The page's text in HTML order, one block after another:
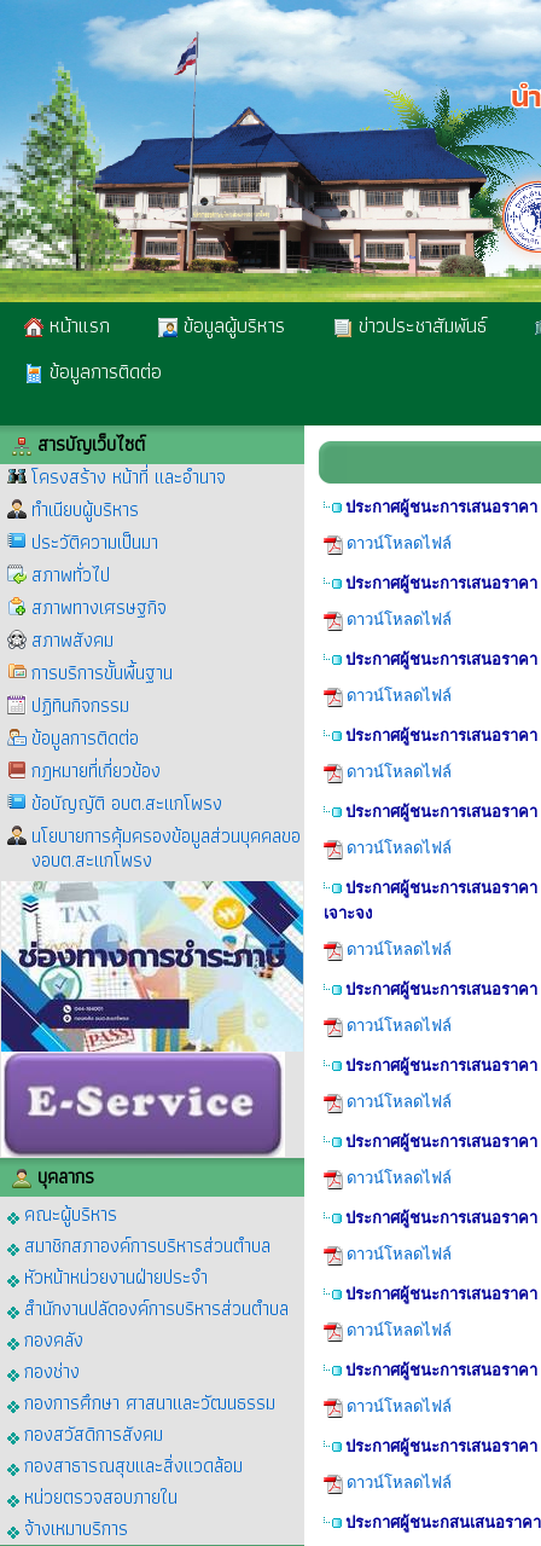
หน้าแรก ข้อมูลผู้บริหาร
ข่าวประชาสัมพันธ์
ข้อมูลการติดต่อ
สารบัญเว็บไซต์
โครงสร้าง หน้าที่ และอำนาจ
ทำเนียบผู้บริหาร
ประวัติความเป็นมา
สภาพทั่วไป
สภาพทางเศรษฐกิจ
สภาพสังคม
การบริการขั้นพื้นฐาน
ปฏิทินกิจกรรม
ข้อมูลการติดต่อ
กฎหมายที่เกี่ยวข้อง
ข้อบัญญัติ อบต.สะแกโพรง
นโยบายการคุ้มครองข้อมูลส่วนบุคคลขอ
งอบต.สะแกโพรง
บุคลากร
คณะผู้บริหาร
สมาชิกสภาองค์การบริหารส่วนตำบล
หัวหน้าหน่วยงานฝ่ายประจำ
สำนักงานปลัดองค์การบริหารส่วนตำบล
กองคลัง
กองช่าง
กองการศึกษา ศาสนาและวัฒนธรรม
กองสวัสดิการสังคม
กองสาธารณสุขและสิ่งแวดล้อม
หน่วยตรวจสอบภายใน
จ้างเหมาบริการ
ประกาศผู้ชนะการเสนอราค
ดาวน์โหลดไฟล์
ประกาศผู้ชนะการเสนอราค
ดาวน์โหลดไฟล์
ประกาศผู้ชนะการเสนอราคา
ดาวน์โหลดไฟล์
ประกาศผู้ชนะการเสนอราคา
ดาวน์โหลดไฟล์
ประกาศผู้ชนะการเสนอราคา
ดาวน์โหลดไฟล์
ประกาศผู้ชนะการเสนอราค
เจาะจง
ดาวน์โหลดไฟล์
ประกาศผู้ชนะการเสนอราค
ดาวน์โหลดไฟล์
ประกาศผู้ชนะการเสนอราค
ดาวน์โหลดไฟล์
ประกาศผู้ชนะการเสนอราค
ดาวน์โหลดไฟล์
ประกาศผู้ชนะการเสนอราค
ดาวน์โหลดไฟล์
ประกาศผู้ชนะการเสนอราคา
ดาวน์โหลดไฟล์
ประกาศผู้ชนะการเสนอราคา
ดาวน์โหลดไฟล์
ประกาศผู้ชนะการเสนอราค
ดาวน์โหลดไฟล์
ประกาศผู้ชนะกสนเสนอราค